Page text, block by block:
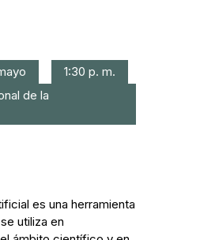
1:30 p. m.
de la
es una herramienta
utiliza en